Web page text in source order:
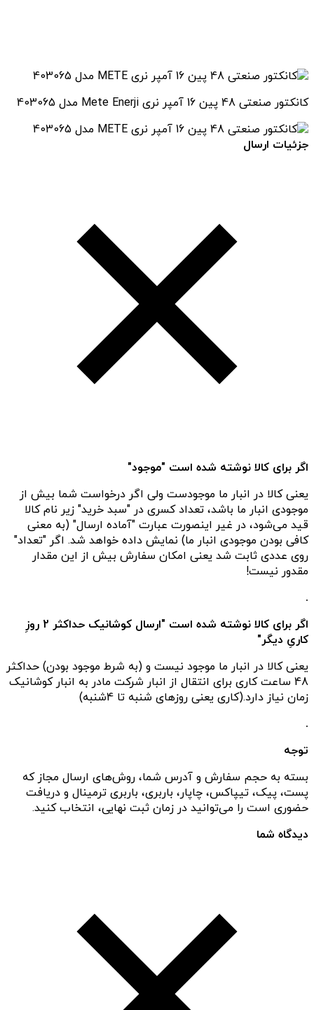
کانکتور صنعتی 48 پین 16 آمپر نری Mete Enerji مدل 403065
جزئیات ارسال
اگر برای کالا نوشته شده است "موجود"
یعنی کالا در انبار ما موجودست ولی اگر درخواست شما بیش از
موجودی انبار ما باشد، تعداد کسری در "سبد خرید" زیر نام کالا
قید می‌شود، در غیر اینصورت عبارت "آماده ارسال" (به معنی
کافی بودن موجودی انبار ما) نمایش داده خواهد شد. اگر "تعداد"
روی عددی ثابت شد یعنی امکان سفارش بیش از این مقدار
مقدور نیست!
.
اگر برای کالا نوشته شده است "ارسال کوشانیک حداکثر 2 روزِ
کاریِ دیگر"
یعنی کالا در انبار ما موجود نیست و (به شرط موجود بودن) حداکثر
48 ساعت کاری برای انتقال از انبار شرکت مادر به انبار کوشانیک
زمان نیاز دارد.(کاری یعنی روزهای شنبه تا 4شنبه)
.
توجه
بسته به حجم سفارش و آدرس شما، روش‌های ارسال مجاز که
پست، پیک، تیپاکس، چاپار، باربری، باربری ترمینال و دریافت
حضوری است را می‌توانید در زمان ثبت نهایی، انتخاب کنید.
دیدگاه شما